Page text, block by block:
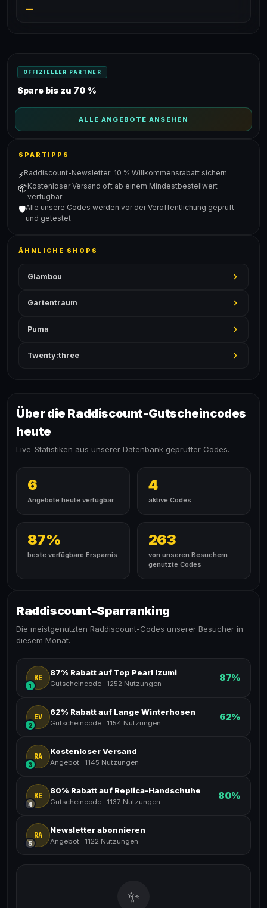
—
OFFIZIELLER PARTNER
Spare bis zu 70 %
ALLE ANGEBOTE ANSEHEN
SPARTIPPS
⚡Raddiscount-Newsletter: 10 % Willkommensrabatt sichern
📦Kostenloser Versand oft ab einem Mindestbestellwert
verfügbar
🛡️Alle unsere Codes werden vor der Veröffentlichung geprüft
und getestet
ÄHNLICHE SHOPS
Glambou
Gartentraum
Puma
Twenty:three
Über die Raddiscount-Gutscheincodes
heute
Live-Statistiken aus unserer Datenbank geprüfter Codes.
6
Angebote heute verfügbar
4
aktive Codes
87%
beste verfügbare Ersparnis
263
von unseren Besuchern
genutzte Codes
Raddiscount-Sparranking
Die meistgenutzten Raddiscount-Codes unserer Besucher in
diesem Monat.
KE
1
87% Rabatt auf Top Pearl Izumi
Gutscheincode · 1252 Nutzungen
87%
EV
2
62% Rabatt auf Lange Winterhosen
Gutscheincode · 1154 Nutzungen
62%
RA
3
Kostenloser Versand
Angebot · 1145 Nutzungen
KE
4
80% Rabatt auf Replica-Handschuhe
Gutscheincode · 1137 Nutzungen
80%
RA
5
Newsletter abonnieren
Angebot · 1122 Nutzungen
✨